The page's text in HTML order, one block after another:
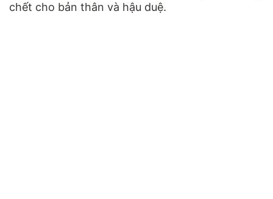
chết cho bản thân và hậu duệ.